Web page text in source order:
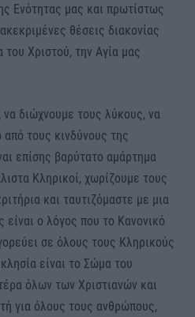
Ενότητας μας και πρωτίστως
θέσεις διακονίας
Χριστού, την Αγία μας
διώχνουμε τους λύκους, να
τους κινδύνους της
επίσης βαρύτατο αμάρτημα
Κληρικοί, χωρίζουμε τους
και ταυτιζόμαστε με μια
ο λόγος που το Κανονικό
σε όλους τους Κληρικούς
είναι το Σώμα του
όλων των Χριστιανών και
για όλους τους ανθρώπους,